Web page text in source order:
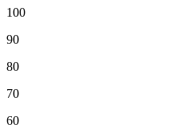
100
90
80
70
60